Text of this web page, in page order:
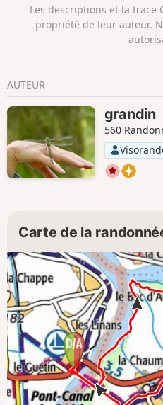
Les descriptions et la trace
propriété de leur auteur.
AUTEUR
grandin
560
Carte de la